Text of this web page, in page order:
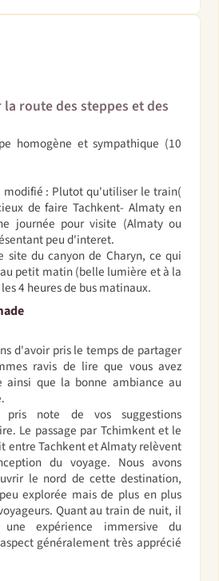
route des steppes et des
homogène et sympathique (10
modifié : Plutot qu'utiliser le train(
de faire Tachkent- Almaty en
journée pour visite (Almaty ou
peu d'interet.
site du canyon de Charyn, ce qui
petit matin (belle lumière et à la
4 heures de bus matinaux.
d'avoir pris le temps de partager
ravis de lire que vous avez
ainsi que la bonne ambiance au
pris note de vos suggestions
Le passage par Tchimkent et le
entre Tachkent et Almaty relèvent
du voyage. Nous avons
le nord de cette destination,
explorée mais de plus en plus
Quant au train de nuit, il
expérience immersive du
généralement très apprécié